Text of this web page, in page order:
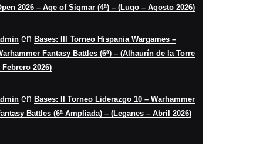
2026 – Age of Sigmar (4ª) – (Lugo – Agosto 2026)
en Bases: III Torneo Hispania Wargames –
Fantasy Battles (6ª) – (Alhaurín de la Torre
Febrero 2026)
en Bases: II Torneo Liderazgo 10 – Warhammer
Battles (6ª Ampliada) – (Leganes – Abril 2026)